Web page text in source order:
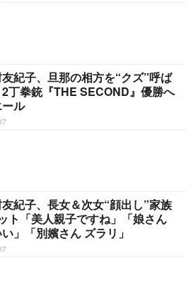
紀子、旦那の相方を“クズ”呼ば
拳銃『THE SECOND』優勝へ
ル
紀子、長女＆次女“顔出し”家族
ト「美人親子ですね」「娘さん
」「別嬪さん ズラリ」